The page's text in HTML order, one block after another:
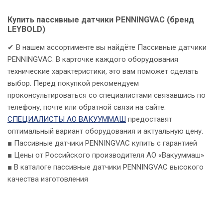
Купить пассивные датчики PENNINGVAC (бренд
LEYBOLD)
✔ В нашем ассортименте вы найдёте Пассивные датчики
PENNINGVAC. В карточке каждого оборудования
технические характеристики, это вам поможет сделать
выбор. Перед покупкой рекомендуем
проконсультироваться со специалистами связавшись по
телефону, почте или обратной связи на сайте.
СПЕЦИАЛИСТЫ АО ВАКУУММАШ предоставят
оптимальный вариант оборудования и актуальную цену.
■ Пассивные датчики PENNINGVAC купить с гарантией
■ Цены от Российского производителя АО «Вакууммаш»
■ В каталоге пассивные датчики PENNINGVAC высокого
качества изготовления